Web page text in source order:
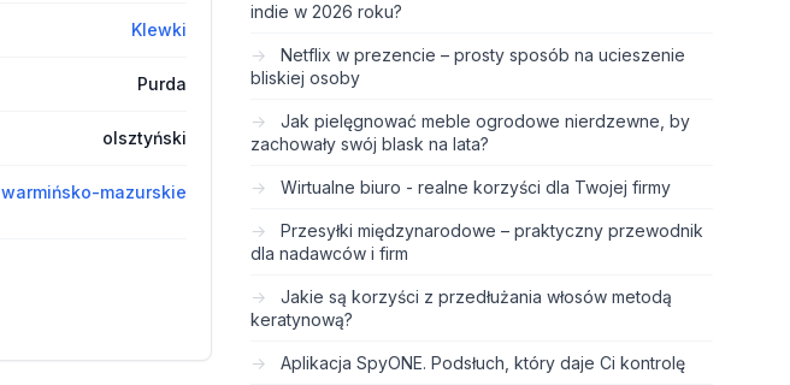
Klewki
Purda
olsztyński
warmińsko-mazurskie
indie w 2026 roku?
Netflix w prezencie – prosty sposób na ucieszenie
bliskiej osoby
Jak pielęgnować meble ogrodowe nierdzewne, by
zachowały swój blask na lata?
Wirtualne biuro - realne korzyści dla Twojej firmy
Przesyłki międzynarodowe – praktyczny przewodnik
dla nadawców i firm
Jakie są korzyści z przedłużania włosów metodą
keratynową?
Aplikacja SpyONE. Podsłuch, który daje Ci kontrolę